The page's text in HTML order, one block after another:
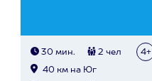
30 мин. 2 чел 4+
40 км на Юг